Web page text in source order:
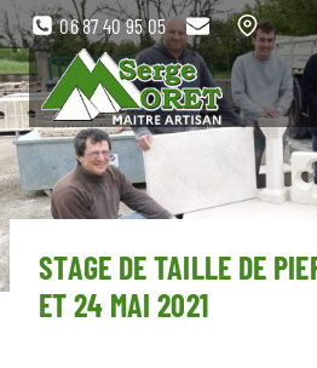
06 87 40 95 05
STAGE DE TAILLE DE
ET 24 MAI 2021